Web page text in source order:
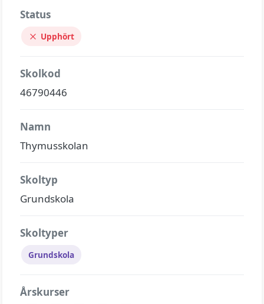
Status
Upphört
Skolkod
46790446
Namn
Thymusskolan
Skoltyp
Grundskola
Skoltyper
Grundskola
Årskurser